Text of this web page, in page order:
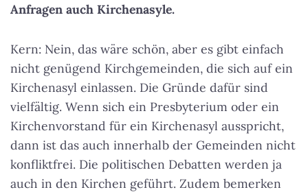
Anfragen auch Kirchenasyle.
Kern: Nein, das wäre schön, aber es gibt einfach
nicht genügend Kirchgemeinden, die sich auf ein
Kirchenasyl einlassen. Die Gründe dafür sind
vielfältig. Wenn sich ein Presbyterium oder ein
Kirchenvorstand für ein Kirchenasyl ausspricht,
dann ist das auch innerhalb der Gemeinden nicht
konfliktfrei. Die politischen Debatten werden ja
auch in den Kirchen geführt. Zudem bemerken